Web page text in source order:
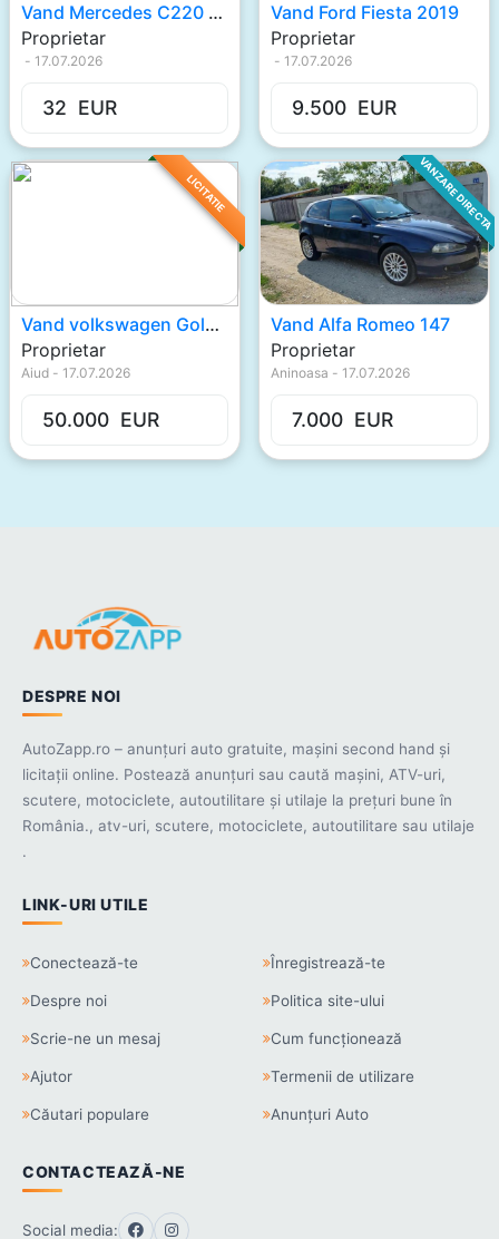
Vand Mercedes C220 2009
Proprietar
- 17.07.2026
32 EUR
Vand Ford Fiesta 2019
Proprietar
- 17.07.2026
9.500 EUR
LICITATIE
Vand volkswagen Gold V
Proprietar
Aiud - 17.07.2026
50.000 EUR
VANZARE DIRECTA
Vand Alfa Romeo 147
Proprietar
Aninoasa - 17.07.2026
7.000 EUR
DESPRE NOI
AutoZapp.ro – anunțuri auto gratuite, mașini second hand și
licitații online. Postează anunțuri sau caută mașini, ATV-uri,
scutere, motociclete, autoutilitare și utilaje la prețuri bune în
România., atv-uri, scutere, motociclete, autoutilitare sau utilaje
.
LINK-URI UTILE
Conectează-te Înregistrează-te
Despre noi Politica site-ului
Scrie-ne un mesaj Cum funcționează
Ajutor Termenii de utilizare
Căutari populare Anunțuri Auto
CONTACTEAZĂ-NE
Social media: